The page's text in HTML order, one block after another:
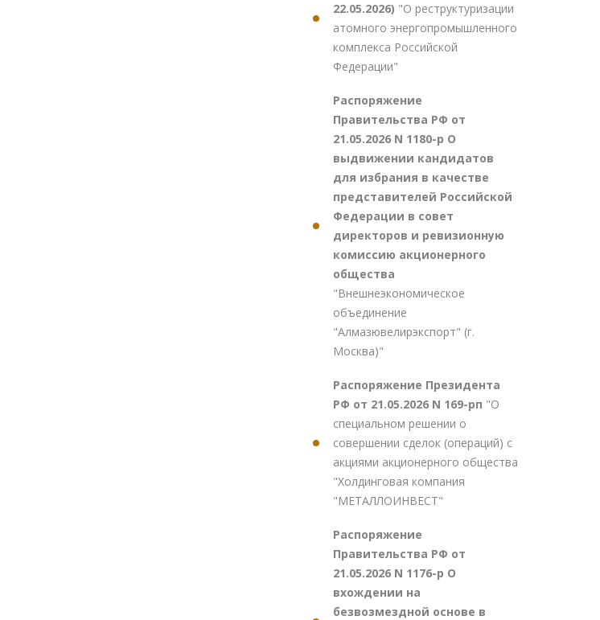
22.05.2026) "О реструктуризации
атомного энергопромышленного
комплекса Российской
Федерации"
Распоряжение
Правительства РФ от
21.05.2026 N 1180-р О
выдвижении кандидатов
для избрания в качестве
представителей Российской
Федерации в совет
директоров и ревизионную
комиссию акционерного
общества
"Внешнеэкономическое
объединение
"Алмазювелирэкспорт" (г.
Москва)"
Распоряжение Президента
РФ от 21.05.2026 N 169-рп "О
специальном решении о
совершении сделок (операций) с
акциями акционерного общества
"Холдинговая компания
"МЕТАЛЛОИНВЕСТ"
Распоряжение
Правительства РФ от
21.05.2026 N 1176-р О
вхождении на
безвозмездной основе в